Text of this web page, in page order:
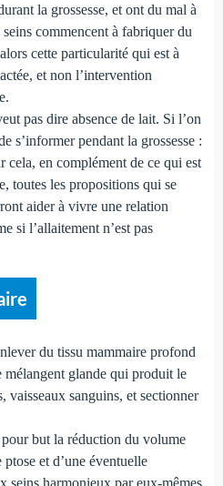
la grossesse, et ont du mal à
commencent à fabriquer du
cette particularité qui est à
et non l’intervention
pas dire absence de lait. Si l’on
s’informer pendant la grossesse :
en complément de ce qui est
toutes les propositions qui se
aider à vivre une relation
si l’allaitement n’est pas
du tissu mammaire profond
mélangent glande qui produit le
vaisseaux sanguins, et sectionner
but la réduction du volume
et d’une éventuelle
seins harmonieux par eux-mêmes